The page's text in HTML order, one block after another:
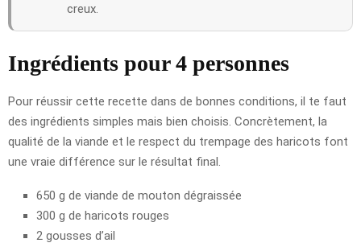
creux.
Ingrédients pour 4 personnes
Pour réussir cette recette dans de bonnes conditions, il te faut
des ingrédients simples mais bien choisis. Concrètement, la
qualité de la viande et le respect du trempage des haricots font
une vraie différence sur le résultat final.
650 g de viande de mouton dégraissée
300 g de haricots rouges
2 gousses d’ail